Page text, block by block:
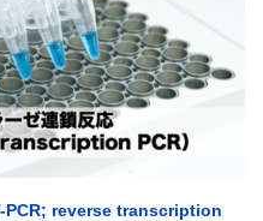
PCR; reverse transcription